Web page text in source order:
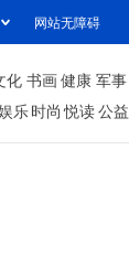
网站无障碍
化 书画健康 军事
乐时尚 悦读公益